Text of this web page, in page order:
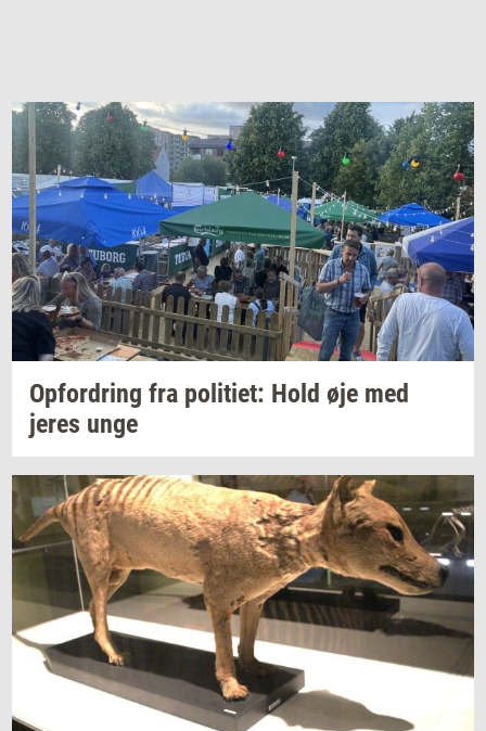
Op­for­dring fra po­li­ti­et: Hold øje med
jeres unge